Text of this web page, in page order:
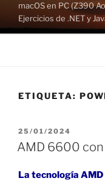
macOS en PC (Z390
Ejercicios de .NET y
ETIQUETA:
PUBLICADO
EL
25/01/2024
AMD 6600
La tecnología